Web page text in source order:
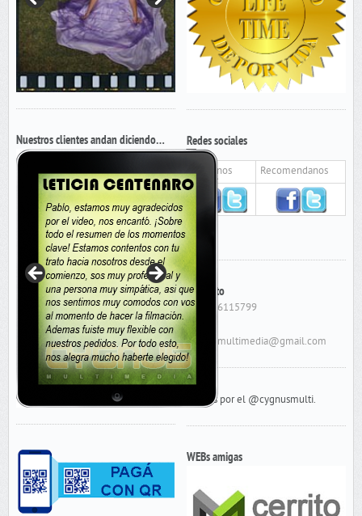
Nuestros clientes andan diciendo… Redes sociales
Seguinos Recomendanos
Contacto
Cel: 156115799
cygnusmultimedia@gmail.com
Tweets por el @cygnusmulti.
WEBs amigas